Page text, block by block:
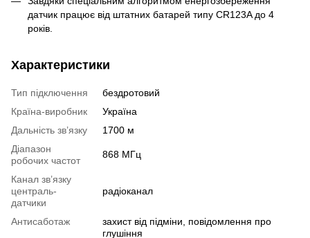
датчик працює від штатних батарей типу CR123A до 4
років.
Характеристики
Тип підключення
бездротовий
Країна-виробник
Україна
Дальність зв’язку
1700 м
Діапазон
робочих частот
868 МГц
Канал зв’язку
централь-
датчики
радіоканал
Антисаботаж
захист від підміни, повідомлення про
глушіння